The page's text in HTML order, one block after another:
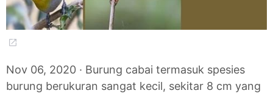
Nov 06, 2020 · Burung cabai termasuk spesies
burung berukuran sangat kecil, sekitar 8 cm yang